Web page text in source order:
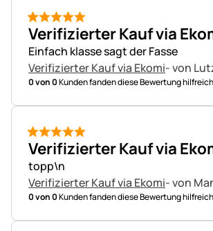
5 von 5
Verifizierter Kauf via
Einfach klasse sagt der Fasse
Verifizierter Kauf via Ekomi- von
0 von 0Kunden fanden diese Bewertung
5 von 5
Verifizierter Kauf via
topp\n
Verifizierter Kauf via Ekomi- von
0 von 0Kunden fanden diese Bewertung